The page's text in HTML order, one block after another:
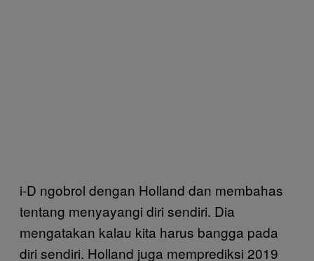
i-D ngobrol dengan Holland dan membahas
tentang menyayangi diri sendiri. Dia
mengatakan kalau kita harus bangga pada
diri sendiri. Holland juga memprediksi 2019